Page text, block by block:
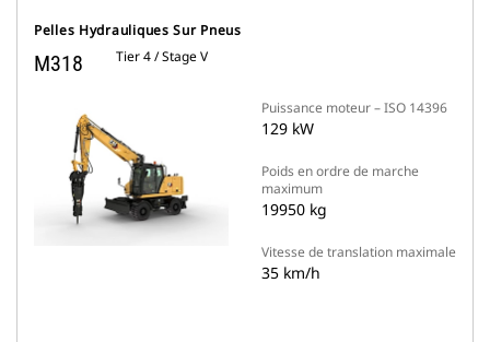
Pelles Hydrauliques Sur Pneus
M318 Tier 4 / Stage V
Puissance moteur – ISO 14396
129 kW
Poids en ordre de marche
maximum
19950 kg
Vitesse de translation maximale
35 km/h